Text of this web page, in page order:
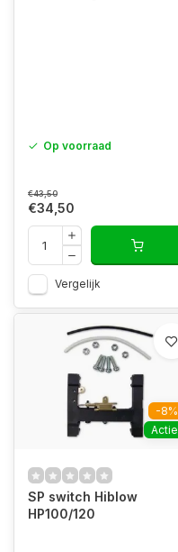
Op voorraad
€43,50
€34,50
Vergelijk
-8%
Actie
SP switch Hiblow
HP100/120